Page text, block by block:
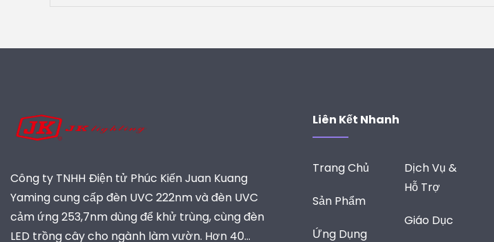
Công ty TNHH Điện tử Phúc Kiến Juan Kuang
Yaming cung cấp đèn UVC 222nm và đèn UVC
cảm ứng 253,7nm dùng để khử trùng, cùng đèn
LED trồng cây cho ngành làm vườn. Hơn 40
Liên Kết Nhanh
Trang Chủ
Sản Phẩm
Ứng Dụng
Dịch Vụ &
Hỗ Trợ
Giáo Dục